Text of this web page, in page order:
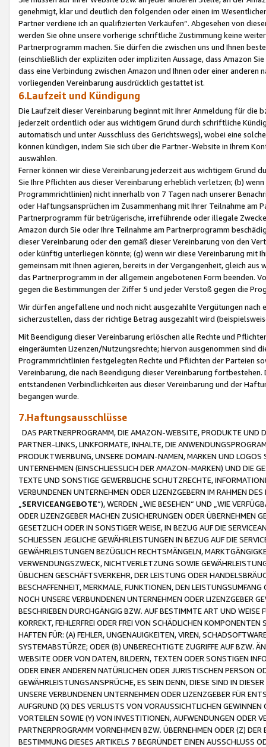
genehmigt, klar und deutlich den folgenden oder einen im
Partner verdiene ich an qualifizierten Verkäufen“. Abgesehen von
werden Sie ohne unsere vorherige schriftliche Zustimmung keine
Partnerprogramm machen. Sie dürfen die zwischen uns und Ihnen
(einschließlich der expliziten oder impliziten Aussage, dass Amazon
dass eine Verbindung zwischen Amazon und Ihnen oder einer
vorliegenden Vereinbarung ausdrücklich gestattet ist.
6.Laufzeit und Kündigung
Die Laufzeit dieser Vereinbarung beginnt mit Ihrer Anmeldung für die
jederzeit ordentlich oder aus wichtigem Grund durch schriftliche
automatisch und unter Ausschluss des Gerichtswegs), wobei eine
können kündigen, indem Sie sich über die Partner-Website in Ihrem
auswählen.
Ferner können wir diese Vereinbarung jederzeit aus wichtigem Grund
Sie Ihre Pflichten aus dieser Vereinbarung erheblich verletzen; (b)
Programmrichtlinien) nicht innerhalb von 7 Tagen nach unserer
oder Haftungsansprüchen im Zusammenhang mit Ihrer Teilnahme am
Partnerprogramm für betrügerische, irreführende oder illegale
Amazon durch Sie oder Ihre Teilnahme am Partnerprogramm
dieser Vereinbarung oder den gemäß dieser Vereinbarung von den
oder künftig unterliegen könnte; (g) wenn wir diese Vereinbarung mit
gemeinsam mit Ihnen agieren, bereits in der Vergangenheit, gleich
das Partnerprogramm in der allgemein angebotenen Form beenden.
gegen die Bestimmungen der Ziffer 5 und jeder Verstoß gegen die
Wir dürfen angefallene und noch nicht ausgezahlte Vergütungen
sicherzustellen, dass der richtige Betrag ausgezahlt wird
Mit Beendigung dieser Vereinbarung erlöschen alle Rechte und
eingeräumten Lizenzen/Nutzungsrechte; hiervon ausgenommen sind
Programmrichtlinien festgelegten Rechte und Pflichten der Parteien
Vereinbarung, die nach Beendigung dieser Vereinbarung
entstandenen Verbindlichkeiten aus dieser Vereinbarung und der
begangen wurde.
7.Haftungsausschlüsse
DAS PARTNERPROGRAMM, DIE AMAZON-WEBSITE, PRODUKTE UND
PARTNER-LINKS, LINKFORMATE, INHALTE, DIE
PRODUKTWERBUNG, UNSERE DOMAIN-NAMEN, MARKEN UND
UNTERNEHMEN (EINSCHLIESSLICH DER AMAZON-MARKEN) UND DIE
TEXTE UND SONSTIGE GEWERBLICHE SCHUTZRECHTE,
VERBUNDENEN UNTERNEHMEN ODER LIZENZGEBERN IM RAHMEN
SERVICEANGEBOTE“), WERDEN „WIE BESEHEN“ UND „WIE
ODER LIZENZGEBER MACHEN ZUSICHERUNGEN ODER ÜBERNEHMEN
GESETZLICH ODER IN SONSTIGER WEISE, IN BEZUG AUF DIE
SCHLIESSEN JEGLICHE GEWÄHRLEISTUNGEN IN BEZUG AUF DIE
GEWÄHRLEISTUNGEN BEZÜGLICH RECHTSMÄNGELN,
VERWENDUNGSZWECK, NICHTVERLETZUNG SOWIE
ÜBLICHEN GESCHÄFTSVERKEHR, DER LEISTUNG ODER
BESCHAFFENHEIT, MERKMALE, FUNKTIONEN, DEN
NOCH UNSERE VERBUNDENEN UNTERNEHMEN ODER LIZENZGEBER
BESCHRIEBEN DURCHGÄNGIG BZW. AUF BESTIMMTE ART UND
KORREKT, FEHLERFREI ODER FREI VON SCHÄDLICHEN
HAFTEN FÜR: (A) FEHLER, UNGENAUIGKEITEN, VIREN,
SYSTEMABSTÜRZE; ODER (B) UNBERECHTIGTE ZUGRIFFE AUF BZW.
WEBSITE ODER VON DATEN, BILDERN, TEXTEN ODER SONSTIGEN
ODER EINER ANDEREN NATÜRLICHEN ODER JURISTISCHEN PERSON
GEWÄHRLEISTUNGSANSPRÜCHE, ES SEIN DENN, DIESE SIND IN
UNSERE VERBUNDENEN UNTERNEHMEN ODER LIZENZGEBER FÜR
AUFGRUND (X) DES VERLUSTS VON VORAUSSICHTLICHEN
VORTEILEN SOWIE (Y) VON INVESTITIONEN, AUFWENDUNGEN ODER
PARTNERPROGRAMM VORNEHMEN BZW. ÜBERNEHMEN ODER (Z)
BESTIMMUNG DIESES ARTIKELS 7 BEGRÜNDET EINEN AUSSCHLUSS